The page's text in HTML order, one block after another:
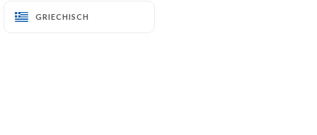
GRIECHISCH
GRIECHISCH